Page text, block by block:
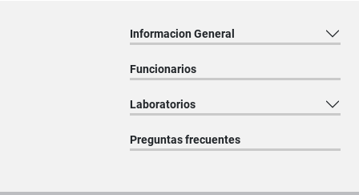
Informacion General
Funcionarios
Laboratorios
Preguntas frecuentes